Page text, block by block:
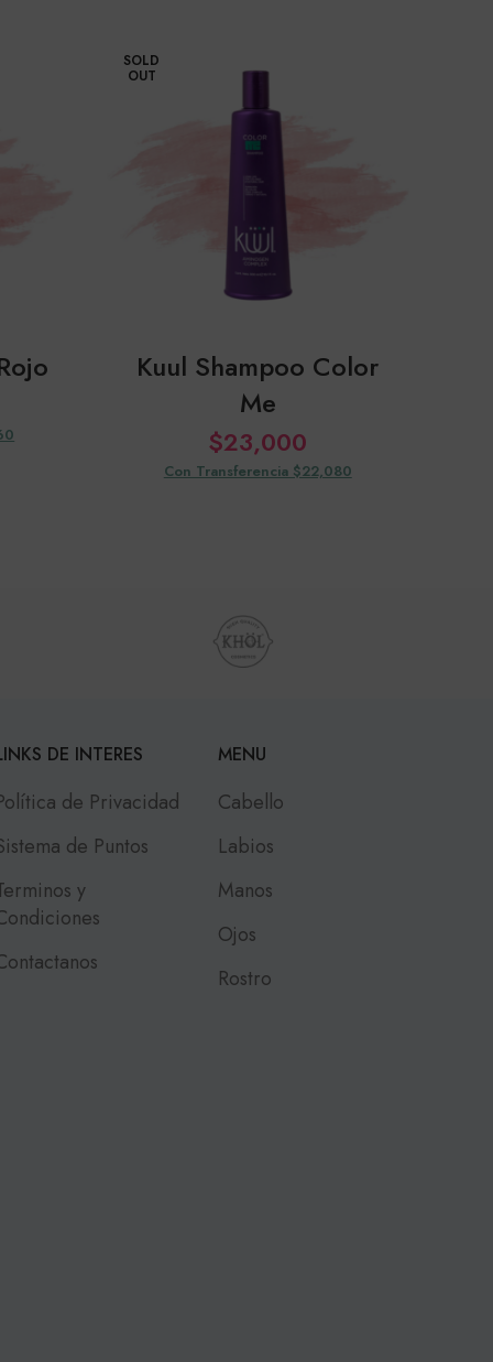
SOLD
OUT
Kuul Shampoo Color
Me
$23,000
Con Transferencia $22,080
DE INTERES
de Privacidad
de Puntos
y
MENU
Cabello
Labios
Manos
Ojos
Rostro